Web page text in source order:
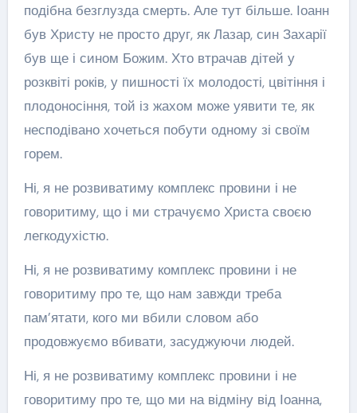
подібна безглузда смерть. Але тут більше. Іоанн
був Христу не просто друг, як Лазар, син Захарії
був ще і сином Божим. Хто втрачав дітей у
розквіті років, у пишності їх молодості, цвітіння і
плодоносіння, той із жахом може уявити те, як
несподівано хочеться побути одному зі своїм
горем.
Ні, я не розвиватиму комплекс провини і не
говоритиму, що і ми страчуємо Христа своєю
легкодухістю.
Ні, я не розвиватиму комплекс провини і не
говоритиму про те, що нам завжди треба
пам’ятати, кого ми вбили словом або
продовжуємо вбивати, засуджуючи людей.
Ні, я не розвиватиму комплекс провини і не
говоритиму про те, що ми на відміну від Іоанна,